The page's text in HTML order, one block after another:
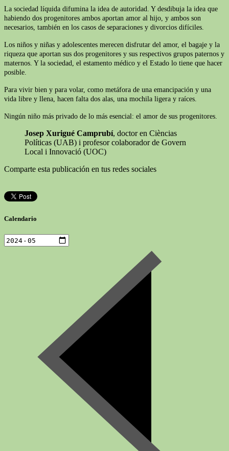
La sociedad líquida difumina la idea de autoridad. Y desdibuja la idea que
habiendo dos progenitores ambos aportan amor al hijo, y ambos son
necesarios, también en los casos de separaciones y divorcios difíciles.
Los niños y niñas y adolescentes merecen disfrutar del amor, el bagaje y la
riqueza que aportan sus dos progenitores y sus respectivos grupos paternos y
maternos. Y la sociedad, el estamento médico y el Estado lo tiene que hacer
posible.
Para vivir bien y para volar, como metáfora de una emancipación y una
vida libre y llena, hacen falta dos alas, una mochila ligera y raíces.
Ningún niño más privado de lo más esencial: el amor de sus progenitores.
Josep Xurigué Camprubí, doctor en Cièncias
Políticas (UAB) i profesor colaborador de Govern
Local i Innovació (UOC)
Comparte esta publicación en tus redes sociales
Calendario